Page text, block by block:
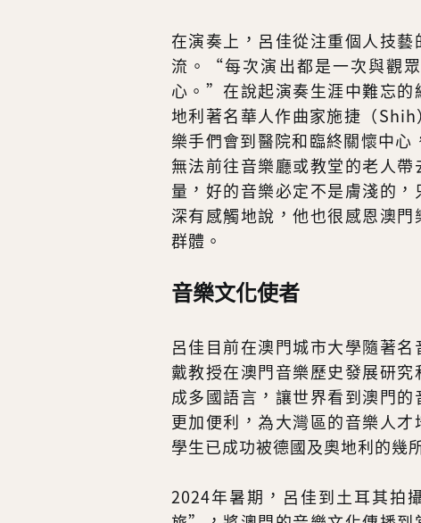
在演奏上，呂佳從注重個人技
流。“每次演出都是一次與觀
心。”在說起演奏生涯中難忘的
地利著名華人作曲家施捷（Shih
樂手們會到醫院和臨終關懷中心
無法前往音樂廳或教堂的老人
量，好的音樂必定不是膚淺的
深有感觸地說，他也很感恩澳
群體。
音樂文化使者
呂佳目前在澳門城市大學隨著
戴教授在澳門音樂歷史發展研
成多國語言，讓世界看到澳門
更加便利，為大灣區的音樂人
學生已成功被德國及奧地利的幾
2024年暑期，呂佳到土耳其